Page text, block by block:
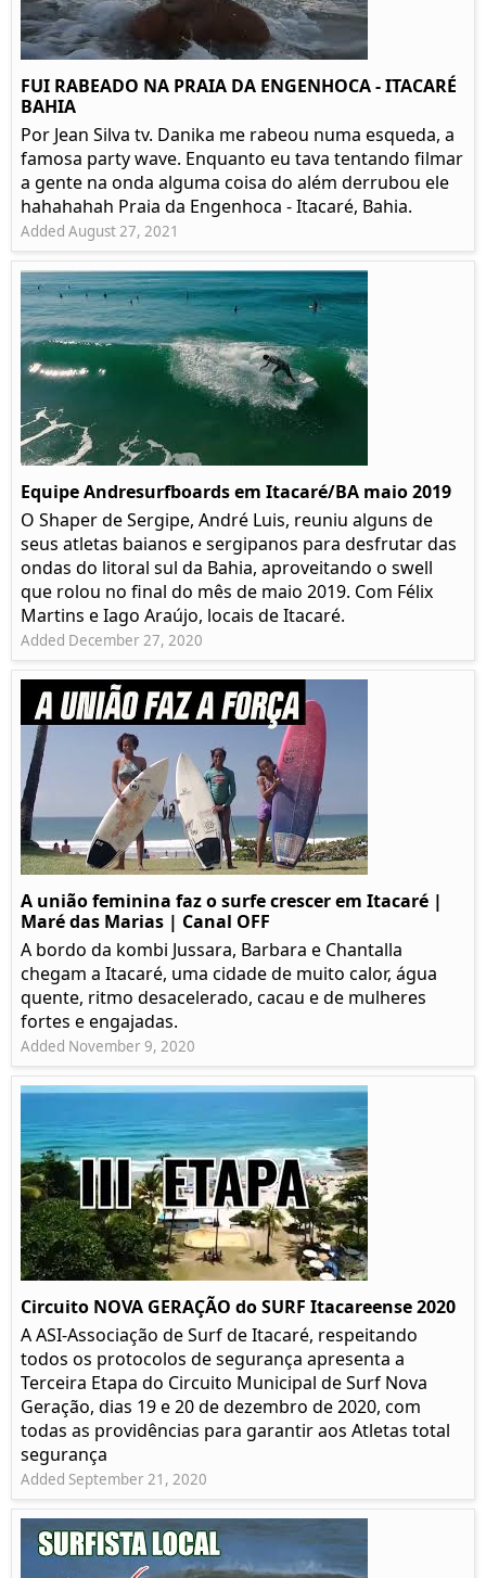
FUI RABEADO NA PRAIA DA ENGENHOCA - ITACARÉ
BAHIA
Por Jean Silva tv. Danika me rabeou numa esqueda, a
famosa party wave. Enquanto eu tava tentando filmar
a gente na onda alguma coisa do além derrubou ele
hahahahah Praia da Engenhoca - Itacaré, Bahia.
Added August 27, 2021
Equipe Andresurfboards em Itacaré/BA maio 2019
O Shaper de Sergipe, André Luis, reuniu alguns de
seus atletas baianos e sergipanos para desfrutar das
ondas do litoral sul da Bahia, aproveitando o swell
que rolou no final do mês de maio 2019. Com Félix
Martins e Iago Araújo, locais de Itacaré.
Added December 27, 2020
A união feminina faz o surfe crescer em Itacaré |
Maré das Marias | Canal OFF
A bordo da kombi Jussara, Barbara e Chantalla
chegam a Itacaré, uma cidade de muito calor, água
quente, ritmo desacelerado, cacau e de mulheres
fortes e engajadas.
Added November 9, 2020
Circuito NOVA GERAÇÃO do SURF Itacareense 2020
A ASI-Associação de Surf de Itacaré, respeitando
todos os protocolos de segurança apresenta a
Terceira Etapa do Circuito Municipal de Surf Nova
Geração, dias 19 e 20 de dezembro de 2020, com
todas as providências para garantir aos Atletas total
segurança
Added September 21, 2020